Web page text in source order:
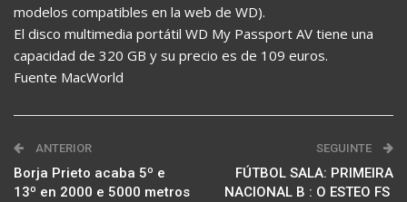
modelos compatibles en la web de WD).
El disco multimedia portátil WD My Passport AV tiene una
capacidad de 320 GB y su precio es de 109 euros.
Fuente MacWorld
ANTERIOR
Borja Prieto acaba 5º e
13º en 2000 e 5000 metros
SEGUINTE
FÚTBOL SALA: PRIMEIRA
NACIONAL B : O ESTEO FS 